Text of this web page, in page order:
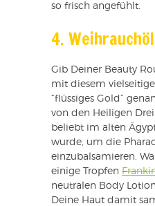
so frisch angefühlt.
4. Weihrauchöl
Gib Deiner Beauty
mit diesem
“flüssiges Gold”
von den Heiligen
beliebt im alten
wurde, um die
einzubalsamieren.
einige Tropfen
neutralen Body
Deine Haut damit